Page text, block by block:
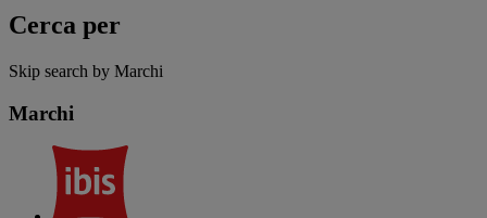
Cerca per
Skip search by Marchi
Marchi